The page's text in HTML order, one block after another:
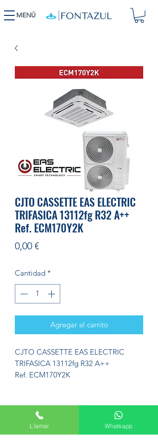
MENÚ
CJTO CASSETTE EAS ELECTRIC
TRIFASICA 13112fg R32 A++
Ref. ECM170Y2K
0,00 €Precio
Cantidad *
Agregar al carrito
CJTO CASSETTE EAS ELECTRIC
TRIFASICA 13112fg R32 A++
Ref. ECM170Y2K
Formulario de suscripción
Llamar Whatsapp